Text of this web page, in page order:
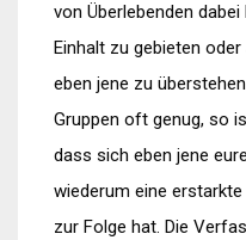
von Überlebenden
Einhalt zu gebieten
eben jene zu
Gruppen oft genug, so
dass sich eben jene
wiederum eine
zur Folge hat. Die